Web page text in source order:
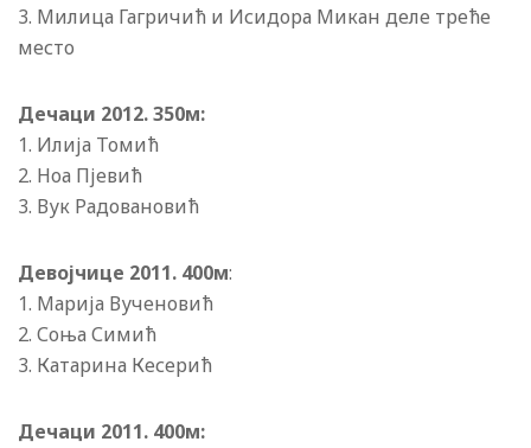
3. Милица Гагричић и Исидора Микан деле треће
место
Дечаци 2012. 350м:
1. Илиjа Томић
2. Ноа Пjевић
3. Вук Радовановић
Девоjчице 2011. 400м:
1. Мариjа Вученовић
2. Соња Симић
3. Катарина Кесерић
Дечаци 2011. 400м: